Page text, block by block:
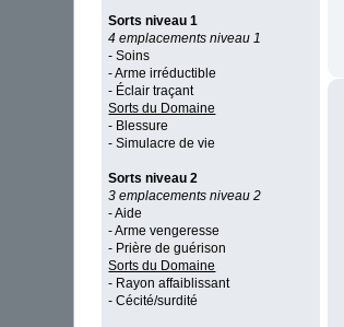
Sorts niveau 1
4 emplacements niveau 1
- Soins
- Arme irréductible
- Éclair traçant
Sorts du Domaine
- Blessure
- Simulacre de vie
Sorts niveau 2
3 emplacements niveau 2
- Aide
- Arme vengeresse
- Prière de guérison
Sorts du Domaine
- Rayon affaiblissant
- Cécité/surdité